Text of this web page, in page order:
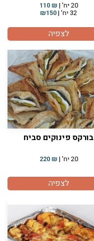
20 יח' | ₪
110
32 יח' | ₪150
לצפיה
בורקס פינוקים סביח
20 יח' | ₪
220
לצפיה